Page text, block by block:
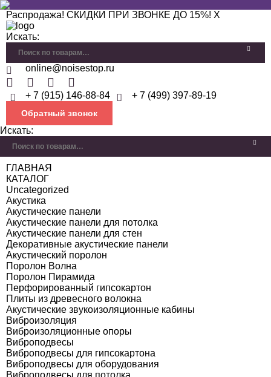
Распродажа! СКИДКИ ПРИ ЗВОНКЕ ДО 15%! X
Искать:
online@noisestop.ru
+ 7 (915) 146-88-84 + 7 (499) 397-89-19
Обратный звонок
Искать:
ГЛАВНАЯ
КАТАЛОГ
Uncategorized
Акустика
Акустические панели
Акустические панели для потолка
Акустические панели для стен
Декоративные акустические панели
Акустический поролон
Поролон Волна
Поролон Пирамида
Перфорированный гипсокартон
Плиты из древесного волокна
Акустические звукоизоляционные кабины
Виброизоляция
Виброизоляционные опоры
Виброподвесы
Виброподвесы для гипсокартона
Виброподвесы для оборудования
Виброподвесы для потолка